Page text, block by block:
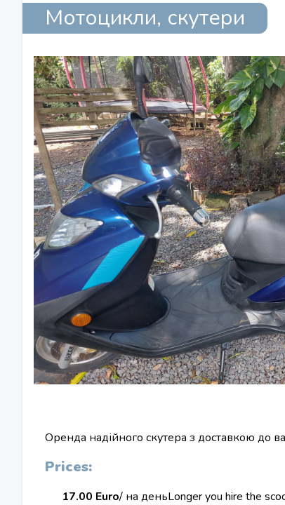
Мотоцикли, скутери
Оренда надійного скутера з доставкою до
Prices:
17.00 Euro/ на деньLonger you hire the